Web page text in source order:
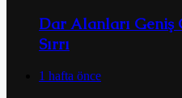
Dar Alanları Geniş
Sırrı
1 hafta önce